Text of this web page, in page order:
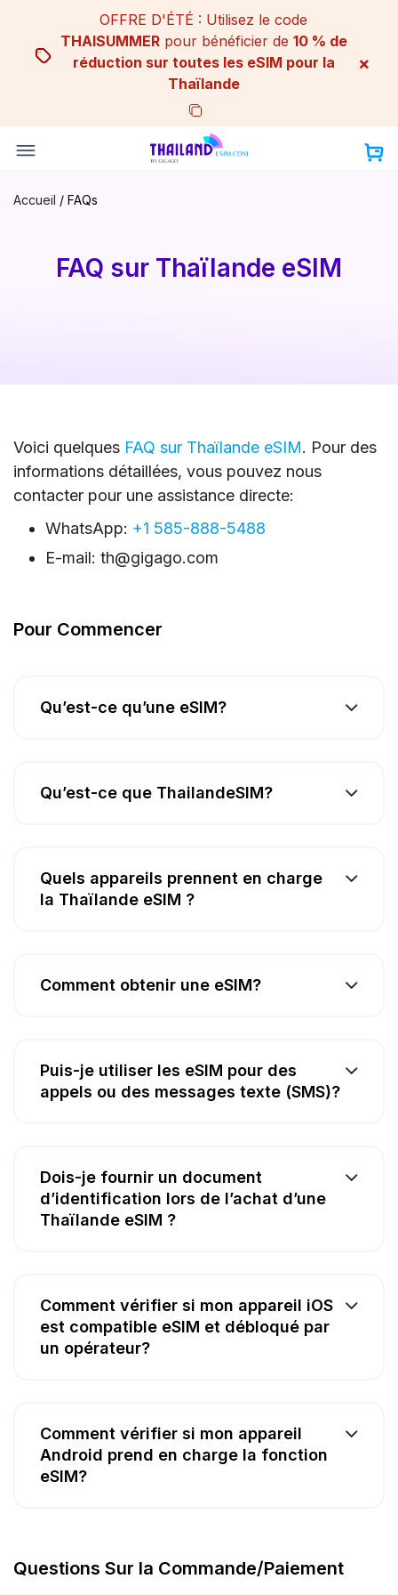
content
OFFRE D'ÉTÉ : Utilisez le code
THAISUMMERpour bénéficier de 10 % de
réduction sur toutes les eSIM pour la
Thaïlande
×
Accueil / FAQs
FAQ sur Thaïlande eSIM
Voici quelques FAQ sur Thaïlande eSIM. Pour des
informations détaillées, vous pouvez nous
contacter pour une assistance directe:
WhatsApp: +1 585-888-5488
E-mail: th@gigago.com
Pour Commencer
Qu’est-ce qu’une eSIM?
Qu’est-ce que ThailandeSIM?
Quels appareils prennent en charge
la Thaïlande eSIM ?
Comment obtenir une eSIM?
Puis-je utiliser les eSIM pour des
appels ou des messages texte (SMS)?
Dois-je fournir un document
d’identification lors de l’achat d’une
Thaïlande eSIM ?
Comment vérifier si mon appareil iOS
est compatible eSIM et débloqué par
un opérateur?
Comment vérifier si mon appareil
Android prend en charge la fonction
eSIM?
Questions Sur la Commande/Paiement